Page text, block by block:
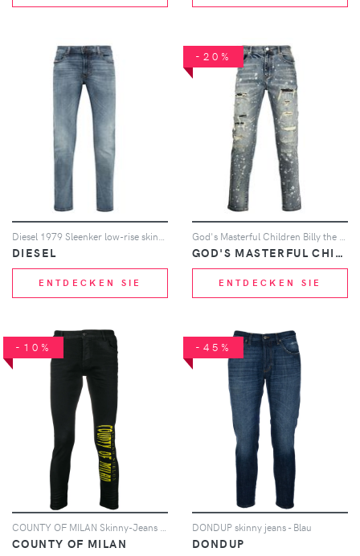
DIESEL
ENTDECKEN SIE
-20%
GOD'S MASTERFUL CHILDREN
ENTDECKEN SIE
-10%
COUNTY OF MILAN
-45%
DONDUP skinny jeans - Blau
DONDUP